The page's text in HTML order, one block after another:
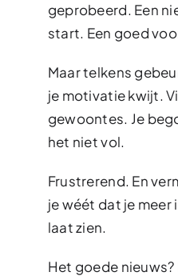
geprobeerd. Een
start. Een goed
Maar telkens
je motivatie kwijt.
gewoontes. Je
het niet vol.
Frustrerend. En
je wéét dat je meer
laat zien.
Het goede nieuws?